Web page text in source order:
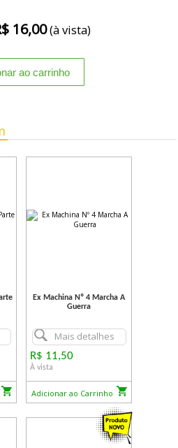
16,00(à vista)
Ex Machina Nº 4 Marcha A
Guerra
Mais detalhes
R$ 11,50
À vista
Adicionar ao Carrinho